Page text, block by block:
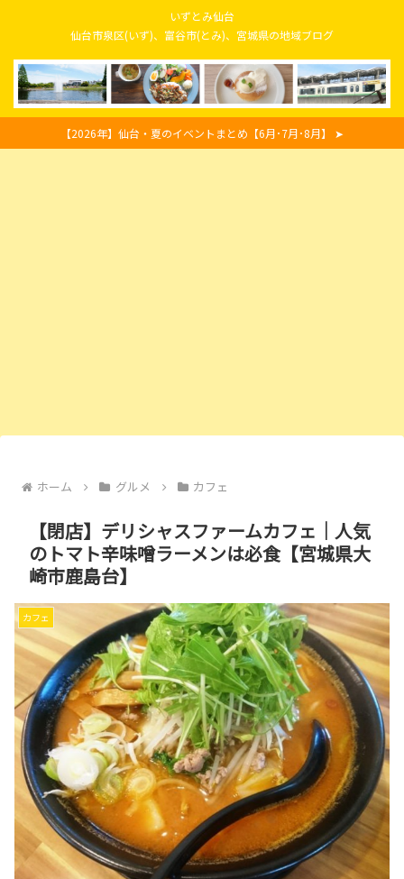
いずとみ仙台
仙台市泉区(いず)、富谷市(とみ)、宮城県の地域ブログ
【2026年】仙台・夏のイベントまとめ【6月･7月･8月】 ➤
ホーム グルメ カフェ
【閉店】デリシャスファームカフェ｜人気
のトマト辛味噌ラーメンは必食【宮城県大
崎市鹿島台】
カフェ